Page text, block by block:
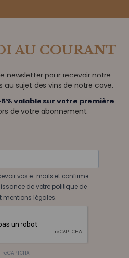
AU COURANT
newsletter pour recevoir notre
sujet des vins de notre cave.
valable sur votre première
de votre abonnement.
vos e-mails et confirme
de votre politique de
mentions légales.